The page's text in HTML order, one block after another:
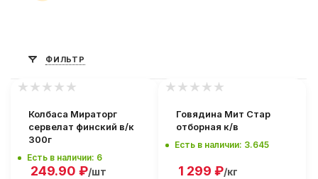
ФИЛЬТР
Колбаса Мираторг
сервелат финский в/к
300г
Есть в наличии: 6
249.90 ₽/шт
Говядина Мит Стар
отборная к/в
Есть в наличии: 3.645
1 299 ₽/кг